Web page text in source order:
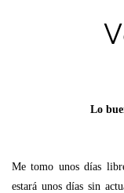
Lo
Me tomo unos días
estará unos días sin